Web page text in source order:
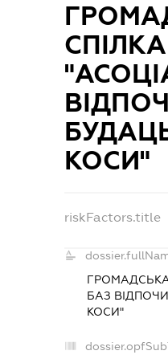
СПІЛКА
КОСИ"
riskFactors.title
ГРОМАДСЬКА
БАЗ
КОСИ"